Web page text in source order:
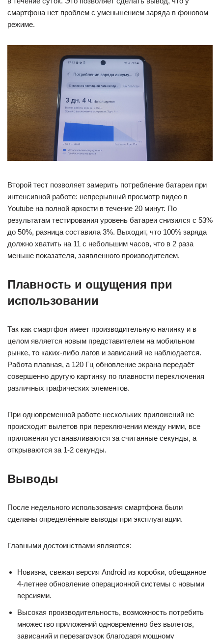
смартфона нет проблем с уменьшением заряда в фоновом
режиме.
Второй тест позволяет замерить потребление батареи при
интенсивной работе: непрерывный просмотр видео в
Youtube на полной яркости в течение 20 минут. По
результатам тестирования уровень батареи снизился с 53%
до 50%, разница составила 3%. Выходит, что 100% заряда
должно хватить на 11 с небольшим часов, что в 2 раза
меньше показателя, заявленного производителем.
Плавность и ощущения при
использовании
Так как смартфон имеет производительную начинку и в
целом является новым представителем на мобильном
рынке, то каких-либо лагов и зависаний не наблюдается.
Работа плавная, а 120 Гц обновление экрана передаёт
совершенно другую картинку по плавности переключения
различных графических элементов.
При одновременной работе нескольких приложений не
происходит вылетов при переключении между ними, все
приложения устанавливаются за считанные секунды, а
открываются за 1-2 секунды.
Выводы
После недельного использования смартфона были
сделаны определённые выводы при эксплуатации.
Главными достоинствами являются:
Новизна, свежая версия Android из коробки, обещанное
4-летнее обновление операционной системы с новыми
версиями.
Высокая производительность, возможность потребить
множество приложений одновременно без вылетов,
зависаний и перезагрузок благодаря мощному